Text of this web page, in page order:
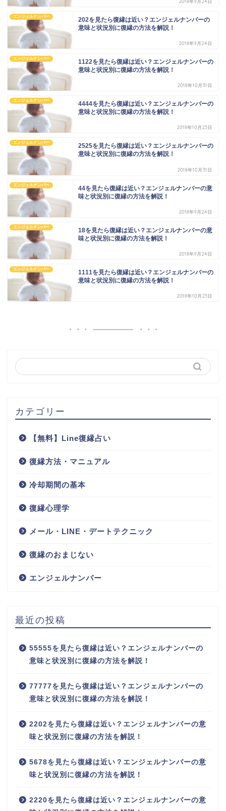
2018年9月24日
エンジェルナンバー
202を見たら復縁は近い？エンジェルナンバーの
意味と状況別に復縁の方法を解説！
2018年9月24日
エンジェルナンバー
1122を見たら復縁は近い？エンジェルナンバーの
意味と状況別に復縁の方法を解説！
2018年10月31日
エンジェルナンバー
4444を見たら復縁は近い？エンジェルナンバーの
意味と状況別に復縁の方法を解説！
2018年10月23日
エンジェルナンバー
2525を見たら復縁は近い？エンジェルナンバーの
意味と状況別に復縁の方法を解説！
2018年10月31日
エンジェルナンバー
44を見たら復縁は近い？エンジェルナンバーの意
味と状況別に復縁の方法を解説！
2018年9月24日
エンジェルナンバー
18を見たら復縁は近い？エンジェルナンバーの意
味と状況別に復縁の方法を解説！
2018年9月24日
エンジェルナンバー
1111を見たら復縁は近い？エンジェルナンバーの
意味と状況別に復縁の方法を解説！
2018年10月23日
カテゴリー
【無料】Line復縁占い
復縁方法・マニュアル
冷却期間の基本
復縁心理学
メール・LINE・デートテクニック
復縁のおまじない
エンジェルナンバー
最近の投稿
55555を見たら復縁は近い？エンジェルナンバーの
意味と状況別に復縁の方法を解説！
77777を見たら復縁は近い？エンジェルナンバーの
意味と状況別に復縁の方法を解説！
2202を見たら復縁は近い？エンジェルナンバーの意
味と状況別に復縁の方法を解説！
5678を見たら復縁は近い？エンジェルナンバーの意
味と状況別に復縁の方法を解説！
2220を見たら復縁は近い？エンジェルナンバーの意